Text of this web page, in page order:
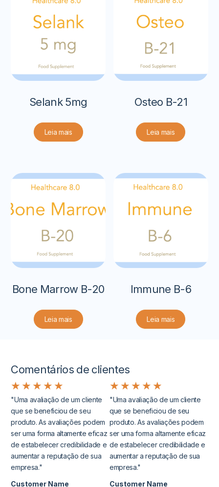
Selank 5mg
Leia mais
Osteo B-21
Leia mais
Bone Marrow B-20
Leia mais
Immune B-6
Leia mais
Comentários de clientes
★ ★ ★ ★ ★
"Uma avaliação de um cliente
que se beneficiou de seu
produto. As avaliações podem
ser uma forma altamente eficaz
de estabelecer credibilidade e
aumentar a reputação de sua
empresa."
Customer Name
★ ★ ★ ★ ★
"Uma avaliação de um cliente
que se beneficiou de seu
produto. As avaliações podem
ser uma forma altamente eficaz
de estabelecer credibilidade e
aumentar a reputação de sua
empresa."
Customer Name